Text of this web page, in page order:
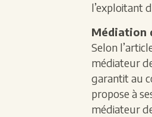
l’exploitant
Médiation
Selon
médiateur
garantit au
propose à
médiateur